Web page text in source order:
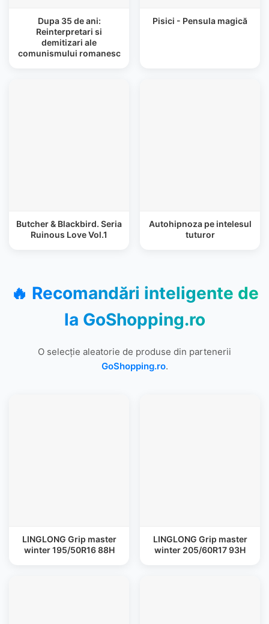
Dupa 35 de ani:
Reinterpretari si
demitizari ale
comunismului romanesc
Pisici - Pensula magică
Butcher & Blackbird. Seria
Ruinous Love Vol.1
Autohipnoza pe intelesul
tuturor
🔥 Recomandări inteligente de
la GoShopping.ro
O selecție aleatorie de produse din partenerii
GoShopping.ro.
LINGLONG Grip master
winter 195/50R16 88H
LINGLONG Grip master
winter 205/60R17 93H